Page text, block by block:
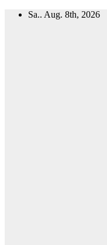
Zum
Sa.. Aug. 8th, 2026